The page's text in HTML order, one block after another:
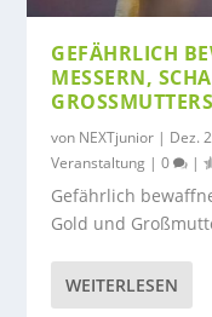
GEFÄHRLICH
MESSERN,
von NEXTjunior | Dez.
Veranstaltung |0 |
Gefährlich
Gold und
WEITERLESEN